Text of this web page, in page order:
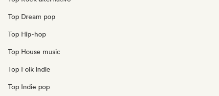
Top Dream pop
Top Hip-hop
Top House music
Top Folk indie
Top Indie pop